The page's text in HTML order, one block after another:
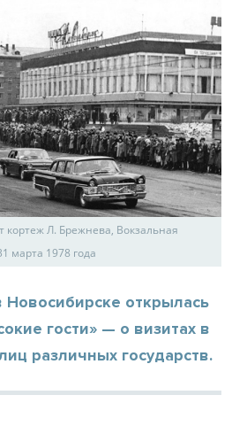
Л. Брежнева, Вокзальная
марта 1978 года
Новосибирске открылась
гости» — о визитах в
различных государств.